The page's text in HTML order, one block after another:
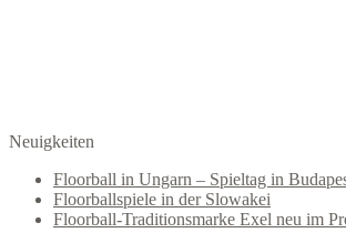
Neuigkeiten
Floorball in Ungarn – Spieltag in
Floorballspiele in der Slowakei
Floorball-Traditionsmarke Exel neu im